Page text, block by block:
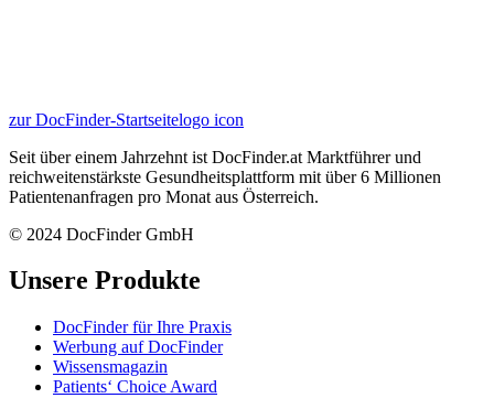
zur DocFinder-Startseitelogo icon
Seit über einem Jahrzehnt ist DocFinder.at Marktführer und
reichweitenstärkste Gesundheitsplattform mit über 6 Millionen
Patientenanfragen pro Monat aus Österreich.
© 2024 DocFinder GmbH
Unsere Produkte
DocFinder für Ihre Praxis
Werbung auf DocFinder
Wissensmagazin
Patients‘ Choice Award